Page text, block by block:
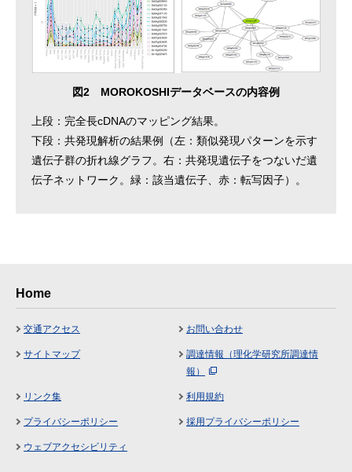
図2 MOROKOSHIデータベースの内容例
上段：完全長cDNAのマッピング結果。
下段：共発現解析の結果例（左：類似発現パターンを示す
遺伝子群の折れ線グラフ。右：共発現遺伝子をつないだ遺
伝子ネットワーク。緑：該当遺伝子、赤：転写因子）。
Home
交通アクセス お問い合わせ
サイトマップ
調達情報（理化学研究所調達情
報）
リンク集 利用規約
プライバシーポリシー 採用プライバシーポリシー
ウェブアクセシビリティ